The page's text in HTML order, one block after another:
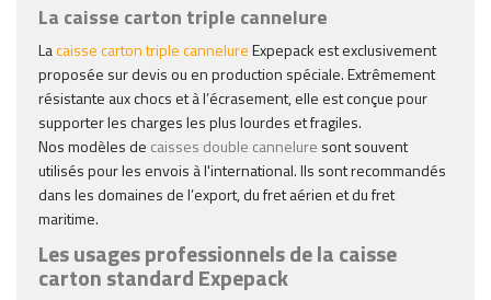
La caisse carton triple cannelure
Lacaisse carton triple cannelureExpepack est exclusivement
proposée sur devis ou en production spéciale. Extrêmement
résistante aux chocs et à l’écrasement, elle est conçue pour
supporter les charges les plus lourdes et fragiles.
Nos modèles de caisses double cannelure sont souvent
utilisés pour les envois à l'international. Ils sont recommandés
dans les domaines de l’export, du fret aérien et du fret
maritime.
Les usages professionnels de la caisse
carton standard Expepack